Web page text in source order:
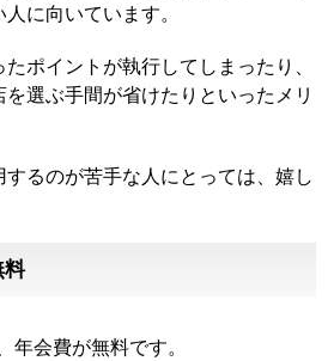
に向いています。
ポイントが執行してしまったり、
選ぶ手間が省けたりといったメリ
るのが苦手な人にとっては、嬉し
年会費が無料です。